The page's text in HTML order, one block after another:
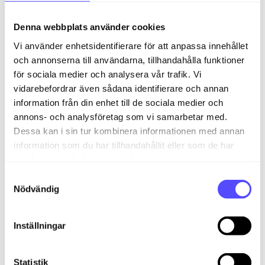
Denna webbplats använder cookies
Vi använder enhetsidentifierare för att anpassa innehållet
och annonserna till användarna, tillhandahålla funktioner
för sociala medier och analysera vår trafik. Vi
vidarebefordrar även sådana identifierare och annan
information från din enhet till de sociala medier och
annons- och analysföretag som vi samarbetar med.
Dessa kan i sin tur kombinera informationen med annan
information som du har tillhandahållit eller som de har
Nödvändig
Inställningar
Statistik
Utbetalningar nästa månad: Ger dig översikt
månad.
Banksaldo: Visar saldo på företagets
bankkonton i realtid.
Resultat denna månad och Resultat hittills i
år: Ger dig en uppdaterad översikt över
företagets resultat innevarande månad och
hittills i år.
Åldersfördelade kund- och
om hur mycket du har till godo eller är
skyldig hos leverantörer och kunder fördelat